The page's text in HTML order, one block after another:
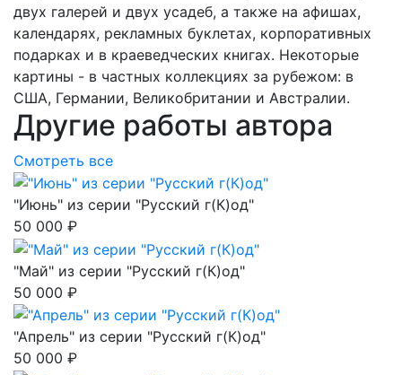
двух галерей и двух усадеб, а также на афишах,
календарях, рекламных буклетах, корпоративных
подарках и в краеведческих книгах. Некоторые
картины - в частных коллекциях за рубежом: в
США, Германии, Великобритании и Австралии.
Другие работы автора
Смотреть все
"Июнь" из серии "Русский г(К)од"
50 000 ₽
"Май" из серии "Русский г(К)од"
50 000 ₽
"Апрель" из серии "Русский г(К)од"
50 000 ₽